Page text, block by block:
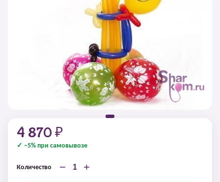
4 870 ₽
✓ −5% при самовывозе
Количество − +